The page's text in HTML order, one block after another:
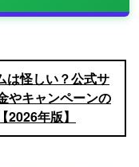
は怪しい？公式サ
やキャンペーンの
2026年版】